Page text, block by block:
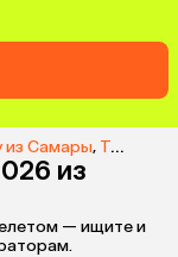
из Самары, Туры в Косгоду из Самары
из
— ищите и